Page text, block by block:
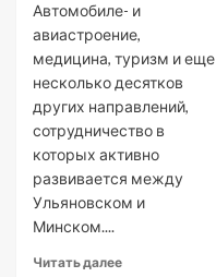
Автомобиле- и
авиастроение,
медицина, туризм и еще
несколько десятков
других направлений,
сотрудничество в
которых активно
развивается между
Ульяновском и
Минском....
Читать далее